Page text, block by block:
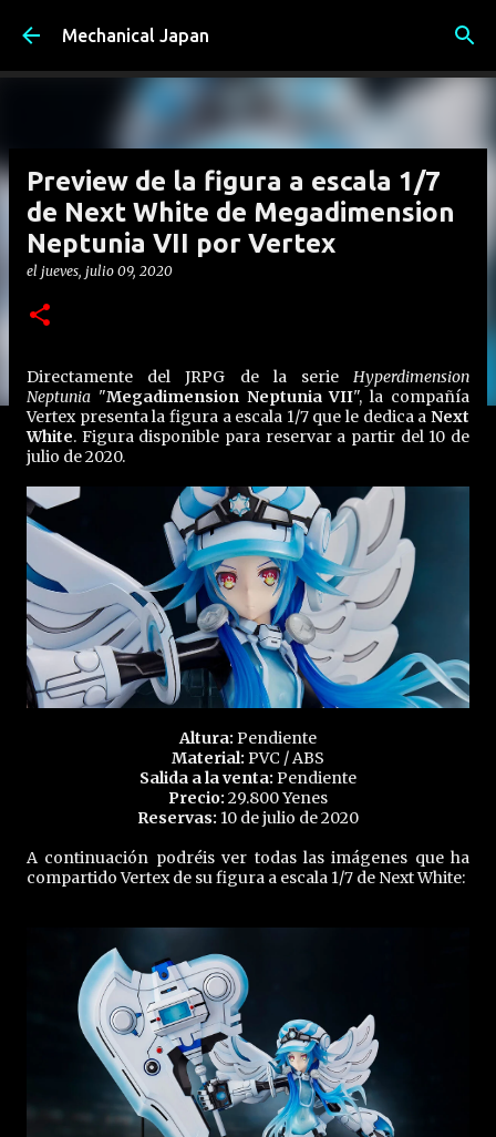
Ir al contenido principal
Mechanical Japan
Preview de la figura a escala 1/7
de Next White de Megadimension
Neptunia VII por Vertex
el jueves, julio 09, 2020
Directamente del JRPG de la serie Hyperdimension
Neptunia "Megadimension Neptunia VII", la compañía
Vertex presenta la figura a escala 1/7 que le dedica a Next
White. Figura disponible para reservar a partir del 10 de
julio de 2020.
Altura: Pendiente
Material: PVC / ABS
Salida a la venta: Pendiente
Precio: 29.800 Yenes
Reservas: 10 de julio de 2020
A continuación podréis ver todas las imágenes que ha
compartido Vertex de su figura a escala 1/7 de Next White: